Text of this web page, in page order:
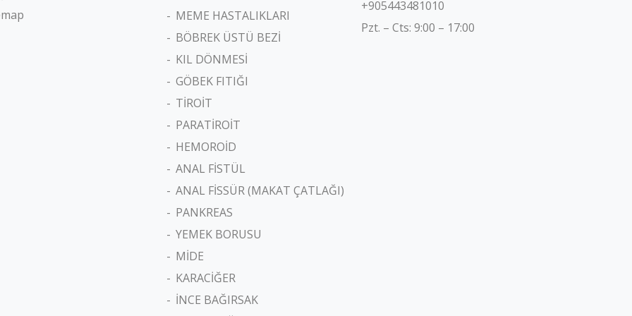
MEME HASTALIKLARI
BÖBREK ÜSTÜ BEZİ
KIL DÖNMESİ
GÖBEK FITIĞI
TİROİT
PARATİROİT
HEMOROİD
ANAL FİSTÜL
ANAL FİSSÜR (MAKAT ÇATLAĞI)
PANKREAS
YEMEK BORUSU
MİDE
KARACİĞER
İNCE BAĞIRSAK
+905443481010
Pzt. – Cts: 9:00 – 17:00